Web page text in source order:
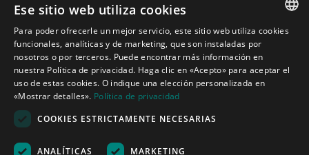
DUTCH
GERMAN
Ese sitio web utiliza cookies
Para poder ofrecerle un mejor servicio, este sitio web utiliza cookies
funcionales, analíticas y de marketing, que son instaladas por
nosotros o por terceros. Puede encontrar más información en
nuestra Política de privacidad. Haga clic en «Acepto» para aceptar el
uso de estas cookies. O indique una elección personalizada en
«Mostrar detalles». Política de privacidad
COOKIES ESTRICTAMENTE NECESARIAS
ANALÍTICAS MARKETING